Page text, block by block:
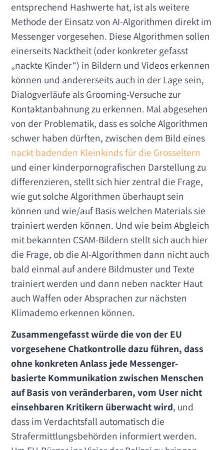
entsprechend Hashwerte hat, ist als weitere
Methode der Einsatz von AI-Algorithmen direkt im
Messenger vorgesehen. Diese Algorithmen sollen
einerseits Nacktheit (oder konkreter gefasst
„nackte Kinder“) in Bildern und Videos erkennen
können und andererseits auch in der Lage sein,
Dialogverläufe als Grooming-Versuche zur
Kontaktanbahnung zu erkennen. Mal abgesehen
von der Problematik, dass es solche Algorithmen
schwer haben dürften, zwischen dem Bild eines
nackt badenden Kleinkinds für die Grosseltern
und einer kinderpornografischen Darstellung zu
differenzieren, stellt sich hier zentral die Frage,
wie gut solche Algorithmen überhaupt sein
können und wie/auf Basis welchen Materials sie
trainiert werden können. Und wie beim Abgleich
mit bekannten CSAM-Bildern stellt sich auch hier
die Frage, ob die AI-Algorithmen dann nicht auch
bald einmal auf andere Bildmuster und Texte
trainiert werden und dann neben nackter Haut
auch Waffen oder Absprachen zur nächsten
Klimademo erkennen können.
Zusammengefasst würde die von der EU
vorgesehene Chatkontrolle dazu führen, dass
ohne konkreten Anlass jede Messenger-
basierte Kommunikation zwischen Menschen
auf Basis von veränderbaren, vom User nicht
einsehbaren Kritikern überwacht wird, und
dass im Verdachtsfall automatisch die
Strafermittlungsbehörden informiert werden.